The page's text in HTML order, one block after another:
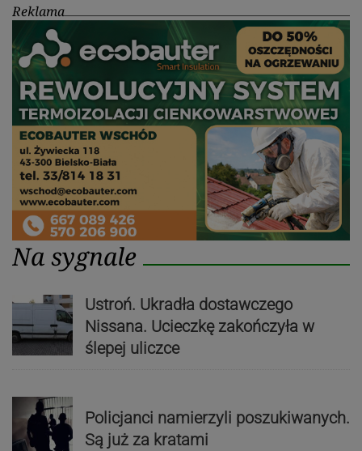
Reklama
Na sygnale
Ustroń. Ukradła dostawczego
Nissana. Ucieczkę zakończyła w
ślepej uliczce
Policjanci namierzyli poszukiwanych.
Są już za kratami